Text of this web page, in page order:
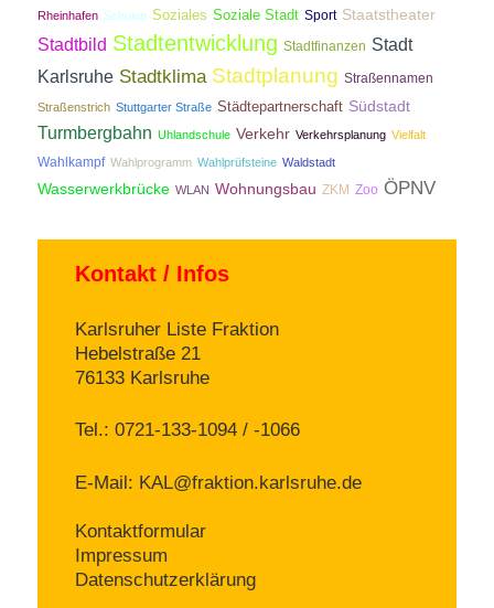
Rheinhafen Schulen Soziales Soziale Stadt Sport Staatstheater
Stadtbild Stadtentwicklung Stadtfinanzen Stadt
Karlsruhe Stadtklima Stadtplanung Straßennamen
Straßenstrich Stuttgarter Straße Städtepartnerschaft Südstadt
Turmbergbahn Uhlandschule Verkehr Verkehrsplanung Vielfalt
Wahlkampf Wahlprogramm Wahlprüfsteine Waldstadt
Wasserwerkbrücke WLAN Wohnungsbau ZKM Zoo ÖPNV
Kontakt / Infos
Karlsruher Liste Fraktion
Hebelstraße 21
76133 Karlsruhe
Tel.: 0721-133-1094 / -1066
E-Mail: KAL@fraktion.karlsruhe.de
Kontaktformular
Impressum
Datenschutzerklärung